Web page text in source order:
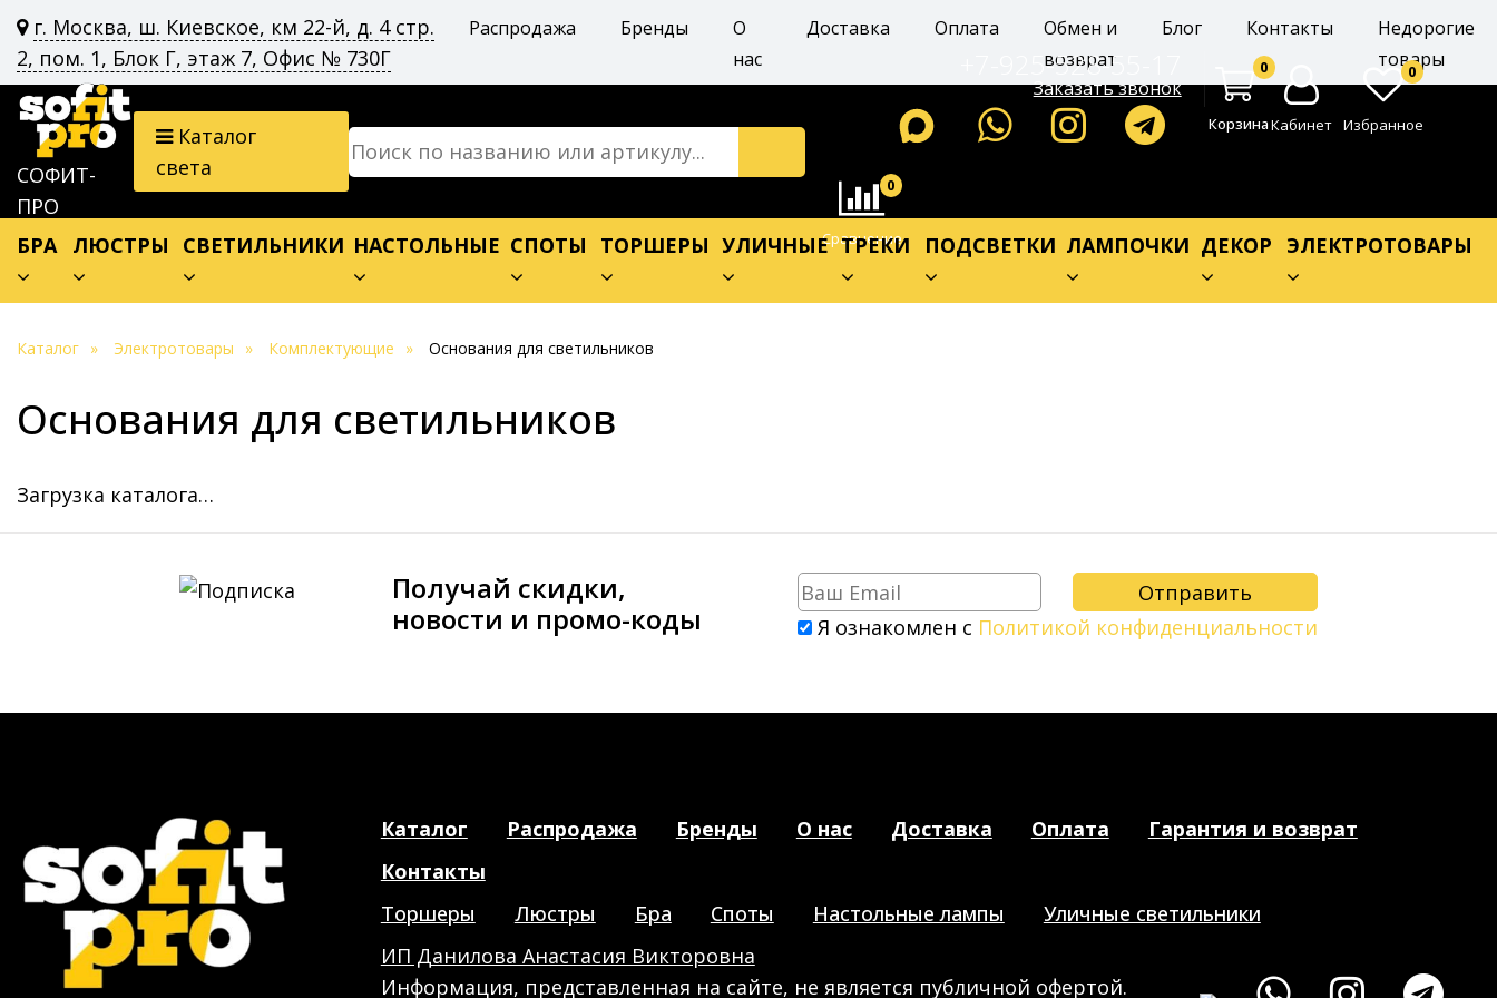
г. Москва, ш. Киевское, км 22-й, д. 4 стр.
2, пом. 1, Блок Г, этаж 7, Офис № 730Г
Распродажа Бренды
О
нас
Доставка Оплата
Обмен и
возврат
Блог Контакты
Недорогие
товары
СОФИТ-
ПРО
Каталог
света
+7-925-528-55-17
Заказать звонок
0
КорзинаКабинет
0
Избранное
0
Сравнение
БРА ЛЮСТРЫ СВЕТИЛЬНИКИ НАСТОЛЬНЫЕ СПОТЫ ТОРШЕРЫ УЛИЧНЫЕ ТРЕКИ ПОДСВЕТКИ ЛАМПОЧКИ ДЕКОР ЭЛЕКТРОТОВАРЫ
Каталог Электротовары Комплектующие Основания для светильников
Основания для светильников
Загрузка каталога…
Получай скидки,
новости и промо-коды
Я ознакомлен с Политикой конфиденциальности
Каталог Распродажа Бренды О нас Доставка Оплата
Гарантия и возврат
Контакты
Торшеры
Люстры Бра Споты Настольные лампы
Уличные светильники
ИП Данилова Анастасия Викторовна
Информация, представленная на сайте, не является публичной офертой.